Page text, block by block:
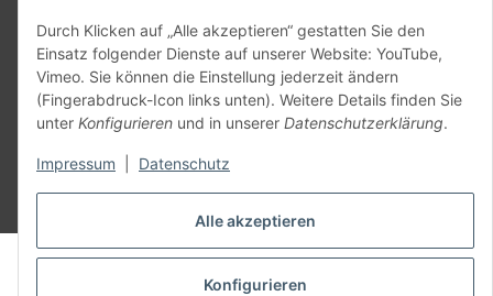
Alle akzeptieren
Konfigurieren
Durch Klicken auf „Alle akzeptieren“ gestatten Sie den
Einsatz folgender Dienste auf unserer Website: YouTube,
Vimeo. Sie können die Einstellung jederzeit ändern
(Fingerabdruck-Icon links unten). Weitere Details finden Sie
unter Konfigurieren und in unserer Datenschutzerklärung.
Impressum Datenschutz
Vertrag widerrufen
© voltmaster.de
Powered byJTL-Shop